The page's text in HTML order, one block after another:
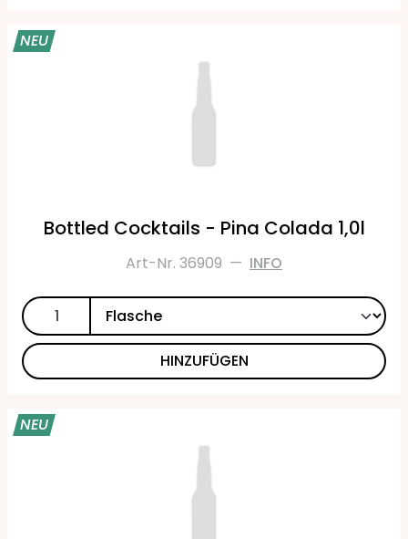
NEU
Bottled Cocktails - Pina Colada 1,0l
Art-Nr. 36909 — INFO
HINZUFÜGEN
NEU